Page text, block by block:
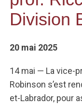
Division
20 mai 2025
14 mai — La vice-
Robinson s’est
et-Labrador, pour